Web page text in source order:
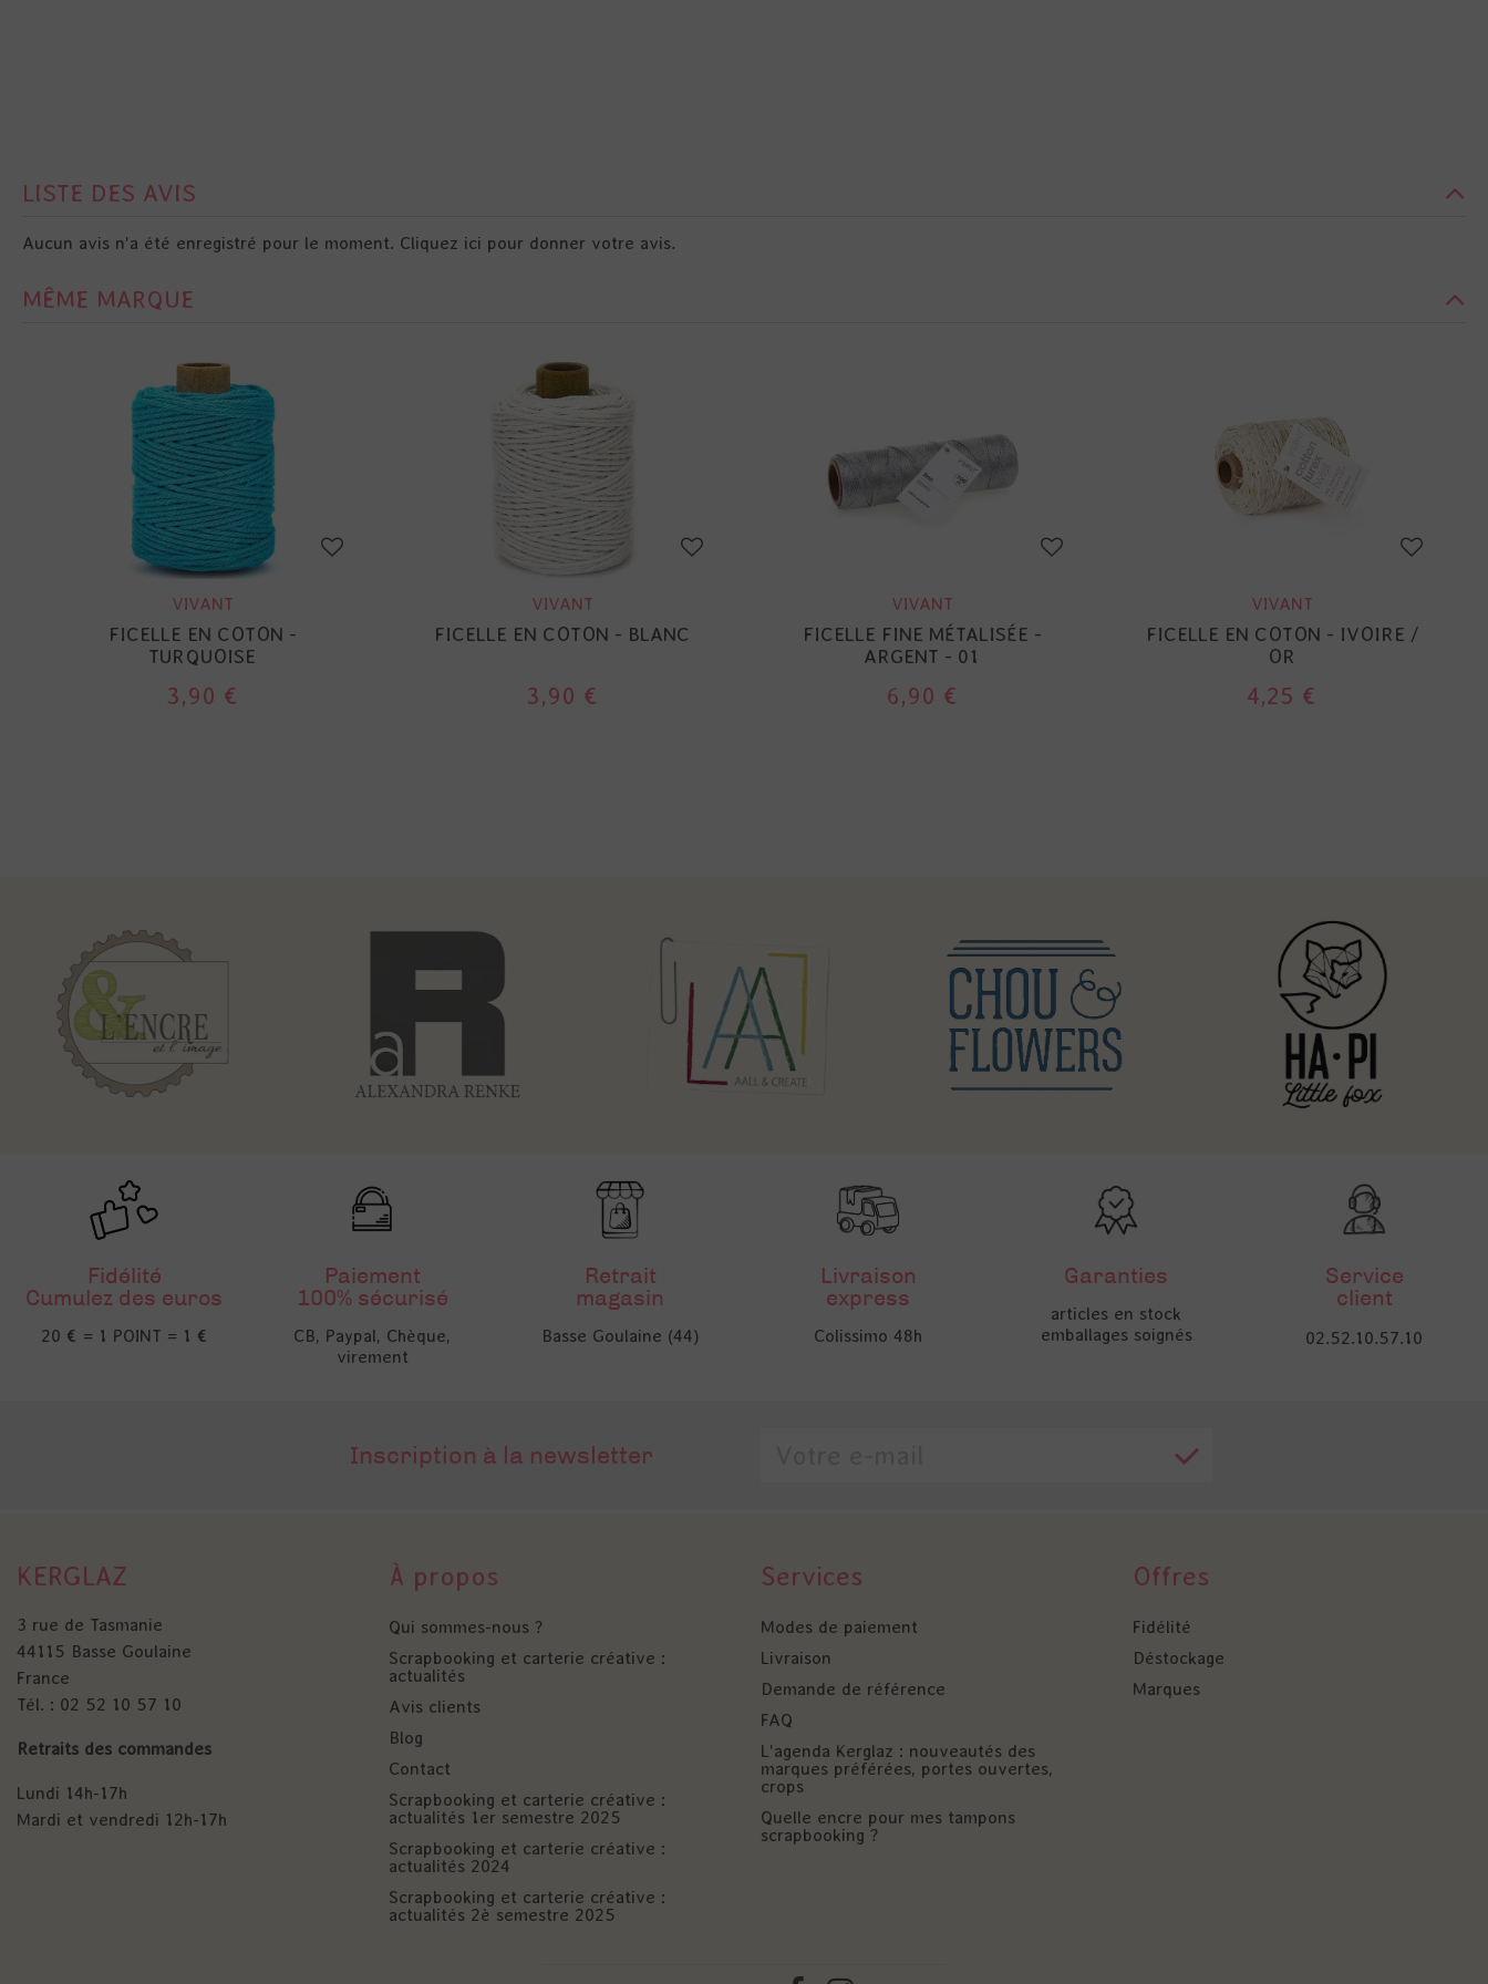
LISTE DES AVIS
Aucun avis n'a été enregistré pour le moment. Cliquez ici pour donner votre avis.
MÊME MARQUE
VIVANT
FICELLE EN COTON -
TURQUOISE
3,90 €
VIVANT
FICELLE EN COTON - BLANC
3,90 €
VIVANT
FICELLE FINE MÉTALISÉE -
ARGENT - 01
6,90 €
VIVANT
FICELLE EN COTON - IVOIRE /
OR
4,25 €
Fidélité
Cumulez des euros
20 € = 1 POINT = 1 €
Paiement
100% sécurisé
CB, Paypal, Chèque,
virement
Retrait
magasin
Basse Goulaine (44)
Livraison
express
Colissimo 48h
Garanties
articles en stock
emballages soignés
Service
client
02.52.10.57.10
Inscription à la newsletter
KERGLAZ
3 rue de Tasmanie
44115 Basse Goulaine
France
Tél. : 02 52 10 57 10
Retraits des commandes
Lundi 14h-17h
Mardi et vendredi 12h-17h
À propos
Qui sommes-nous ?
Scrapbooking et carterie créative :
actualités
Avis clients
Blog
Contact
Scrapbooking et carterie créative :
actualités 1er semestre 2025
Scrapbooking et carterie créative :
actualités 2024
Scrapbooking et carterie créative :
actualités 2è semestre 2025
Services
Modes de paiement
Livraison
Demande de référence
FAQ
L'agenda Kerglaz : nouveautés des
marques préférées, portes ouvertes,
crops
Quelle encre pour mes tampons
scrapbooking ?
Offres
Fidélité
Déstockage
Marques